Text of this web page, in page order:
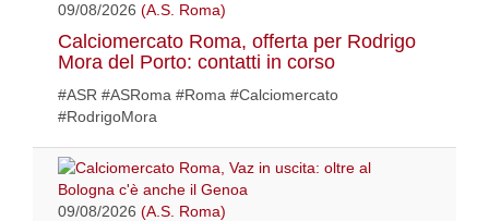
09/08/2026 (A.S. Roma)
Calciomercato Roma, offerta per Rodrigo
Mora del Porto: contatti in corso
#ASR #ASRoma #Roma #Calciomercato
#RodrigoMora
09/08/2026 (A.S. Roma)